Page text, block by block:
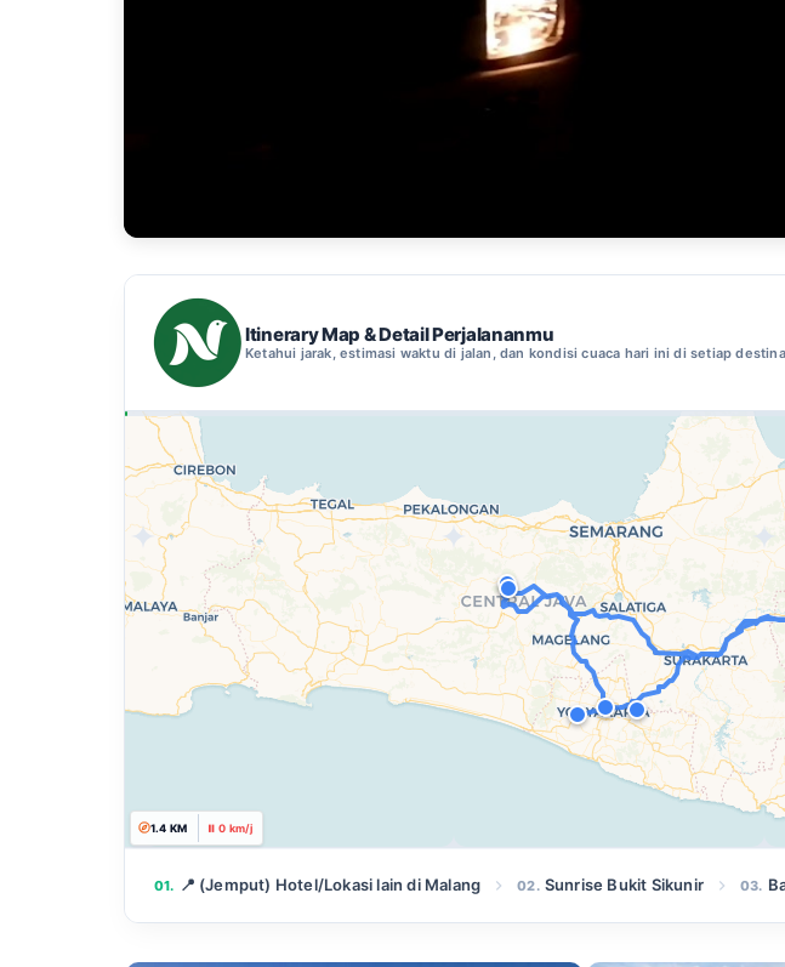
Itinerary Map & Detail Perjalananmu
Ketahui jarak, estimasi waktu di jalan, dan kondisi cuaca hari ini di setiap
22.8 KM ⚡ 75 km/j
01. 📍 (Jemput) Hotel/Lokasi lain di Malang 02. Sunrise Bukit Sikunir 03.